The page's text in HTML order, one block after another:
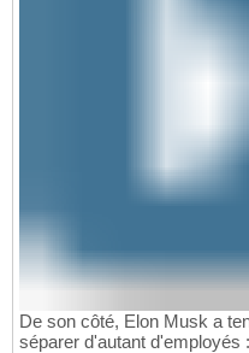
De son côté, Elon Musk a
séparer d'autant d'employés